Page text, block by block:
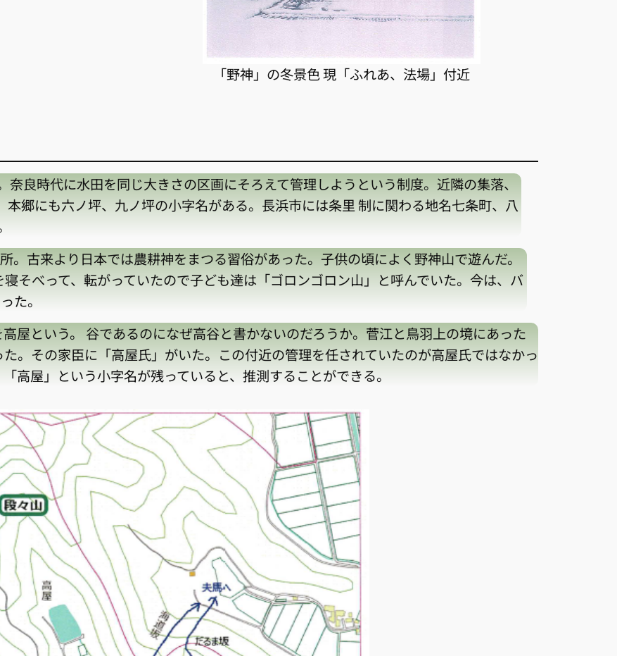
「野神」の冬景色 現「ふれあ、法場」付近
時代に水田を同じ大きさの区画にそろえて管理しようという制度。近隣の集落、
郷にも六ノ坪、九ノ坪の小字名がある。長浜市には条里 制に関わる地名七条町、八
古来より日本では農耕神をまつる習俗があった。子供の頃によく野神山で遊んだ。
そべって、転がっていたので子ども達は「ゴロンゴロン山」と呼んでいた。今は、バ
た。
という。 谷であるのになぜ高谷と書かないのだろうか。菅江と鳥羽上の境にあった
。その家臣に「高屋氏」がいた。この付近の管理を任されていたのが高屋氏ではなかっ
高屋」という小字名が残っていると、推測することができる。